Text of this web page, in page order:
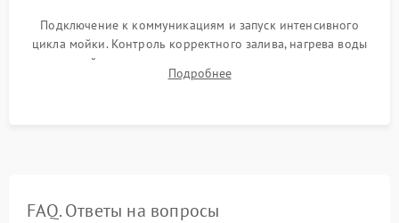
Подключение к коммуникациям и запуск интенсивного
цикла мойки. Контроль корректного залива, нагрева воды
до нужной температуры, отсутствия посторонних шумов,
штатного слива и абсолютной сухости в поддоне.
Подробнее
FAQ. Ответы на вопросы